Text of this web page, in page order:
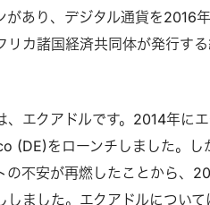
があり、デジタル通貨を2016
リカ諸国経済共同体が発行す
、エクアドルです。2014年に
(DE)をローンチしました。
の不安が再燃したことから、
しました。エクアドルについて